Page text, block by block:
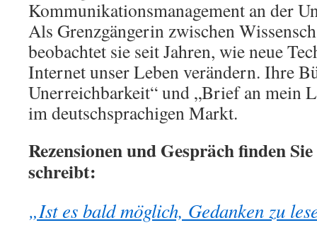
Kommunikationsmanagement an der
Als Grenzgängerin zwischen
beobachtet sie seit Jahren, wie neue
Internet unser Leben verändern. Ihre
Unerreichbarkeit“ und „Brief an mein
im deutschsprachigen Markt.
Rezensionen und Gespräch finden
schreibt:
„Ist es bald möglich, Gedanken zu